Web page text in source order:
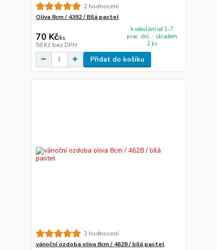
2 hodnocení
Oliva 8cm / 4392 / Bílá pastel
70 Kč/ks
58 Kč bez DPH
k odeslání od 1-7
prac. dní. - skladem
2 ks
Přidat do košíku
3 hodnocení
vánoční ozdoba oliva 8cm / 4628 / bílá pastel